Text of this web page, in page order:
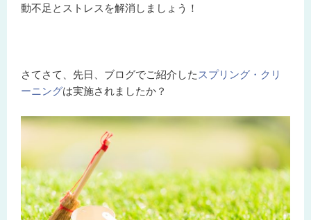
動不足とストレスを解消しましょう！
さてさて、先日、ブログでご紹介した スプリング・クリ
ーニングは実施されましたか？